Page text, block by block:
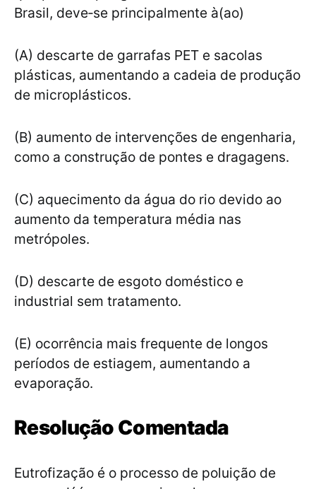
Brasil, deve‐se principalmente à(ao)
(A) descarte de garrafas PET e sacolas
plásticas, aumentando a cadeia de produção
de microplásticos.
(B) aumento de intervenções de engenharia,
como a construção de pontes e dragagens.
(C) aquecimento da água do rio devido ao
aumento da temperatura média nas
metrópoles.
(D) descarte de esgoto doméstico e
industrial sem tratamento.
(E) ocorrência mais frequente de longos
períodos de estiagem, aumentando a
evaporação.
Resolução Comentada
Eutrofização é o processo de poluição de